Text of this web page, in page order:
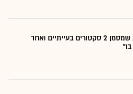
מנהל ההשקעות שמסמן 2 סקטורים בעייתיים ואחד